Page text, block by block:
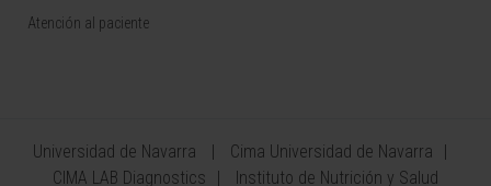
Atención al paciente
Universidad de Navarra
Cima Universidad de Navarra
CIMA LAB Diagnostics
Instituto de Nutrición y Salud